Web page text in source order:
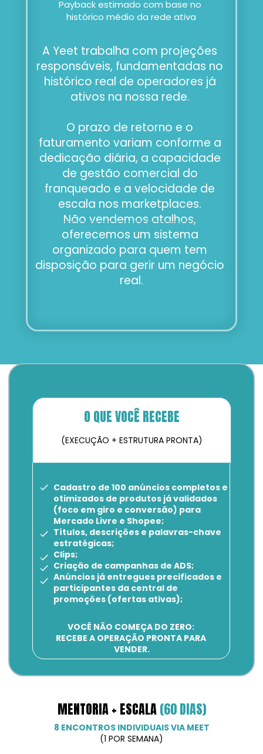
Payback estimado com base no
histórico médio da rede ativa
A Yeet trabalha com projeções
responsáveis, fundamentadas no
histórico real de operadores já
ativos na nossa rede.
O prazo de retorno e o
faturamento variam conforme a
dedicação diária, a capacidade
de gestão comercial do
franqueado e a velocidade de
escala nos marketplaces.
Não vendemos atalhos,
oferecemos um sistema
organizado para quem tem
disposição para gerir um negócio
real.
MENTORIA + ESCALA (60 DIAS)
O QUE VOCÊ RECEBE
8 ENCONTROS INDIVIDUAIS VIA MEET
(1 POR SEMANA)
(EXECUÇÃO + ESTRUTURA PRONTA)
Cadastro de 100 anúncios completos e
otimizados de produtos já validados
(foco em giro e conversão) para
Mercado Livre e Shopee;
Títulos, descrições e palavras-chave
estratégicas;
Clips;
Criação de campanhas de ADS;
Anúncios já entregues precificados e
participantes da central de
promoções (ofertas ativas);
VOCÊ NÃO COMEÇA DO ZERO:
RECEBE A OPERAÇÃO PRONTA PARA
VENDER.